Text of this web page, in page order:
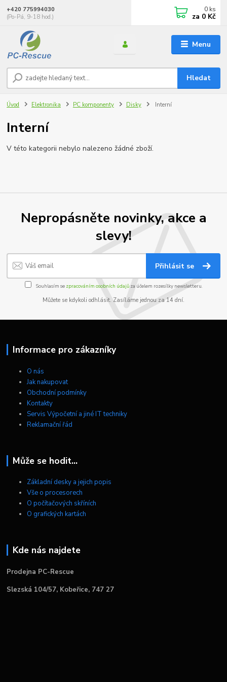
Menu
Hledat
+420 775994030
(Po-Pá, 9-18 hod.)
0 ks
za 0 Kč
Úvod Elektronika PC komponenty Disky Interní
Interní
V této kategorii nebylo nalezeno žádné zboží.
Nepropásněte novinky, akce a
slevy!
Přihlásit se
Souhlasím se zpracováním osobních údajůza účelem rozesílky newsletteru.
Můžete se kdykoli odhlásit. Zasíláme jednou za 14 dní.
Informace pro zákazníky
O nás
Jak nakupovat
Obchodní podmínky
Kontakty
Servis Výpočetní a jiné IT techniky
Reklamační řád
Může se hodit...
Základní desky a jejich popis
Vše o procesorech
O počítačových skříních
O grafických kartách
Kde nás najdete
Prodejna PC-Rescue
Slezská 104/57, Kobeřice, 747 27